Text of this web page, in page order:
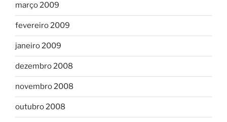
março 2009
fevereiro 2009
janeiro 2009
dezembro 2008
novembro 2008
outubro 2008